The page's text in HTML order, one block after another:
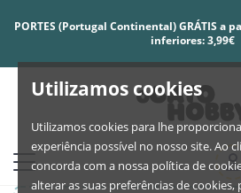
Utilizamos cookies
Utilizamos cookies para lhe
experiência possível no nosso site. Ao
concorda com a nossa política de
alterar as suas preferências de cookies,
PORTES (Portugal Continental) GRÁTIS a
inferiores: 3,99€